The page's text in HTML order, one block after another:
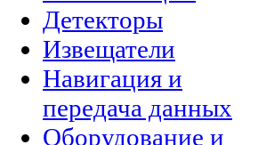
Детекторы
Извещатели
Навигация и
передача данных
Оборудование и